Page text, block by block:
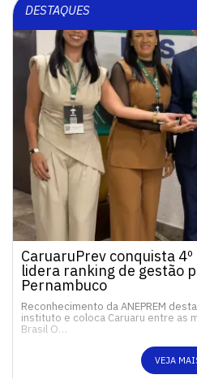
DESTAQUES
CaruaruPrev conquista
lidera ranking de gestão
Pernambuco
Reconhecimento da ANEPREM
instituto e coloca Caruaru entre as
Brasil O…
VEJA